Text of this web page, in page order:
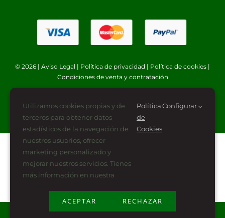
© 2026 | Aviso Legal | Política de privacidad | Política de cookies |
Condiciones de venta y contratación
Plan de Recuperación, Transformación y Resiliencia
financiado por la Unión Europea -NextGenerationEU (PRTR-NG)
Utilizamos cookies propias y de
terceros para obtener datos
estadísticos de la navegación de
nuestros usuarios, ofrecer
marketing personalizado y
mejorar nuestros servicios. Tienes
más información en nuestra
Política
de
Cookies
Configurar
ACEPTAR RECHAZAR